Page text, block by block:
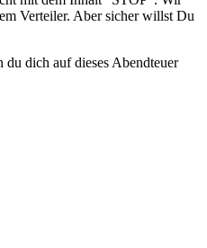
Verteiler. Aber sicher willst Du
dich auf dieses Abendteuer